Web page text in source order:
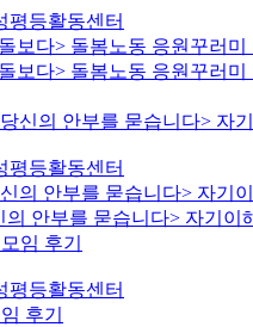
평등활동센터
보다> 돌봄노동 응원꾸러
보다> 돌봄노동 응원꾸러
평등활동센터
의 안부를 묻습니다> 자기
의 안부를 묻습니다> 자기
평등활동센터
후기